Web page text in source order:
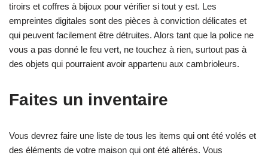
tiroirs et coffres à bijoux pour vérifier si tout y est. Les
empreintes digitales sont des pièces à conviction délicates et
qui peuvent facilement être détruites. Alors tant que la police ne
vous a pas donné le feu vert, ne touchez à rien, surtout pas à
des objets qui pourraient avoir appartenu aux cambrioleurs.
Faites un inventaire
Vous devrez faire une liste de tous les items qui ont été volés et
des éléments de votre maison qui ont été altérés. Vous